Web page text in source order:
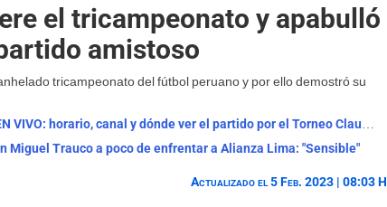
el tricampeonato y apabulló
amistoso
tricampeonato del fútbol peruano y por ello demostró su
Universitario vs Sporting Cristal EN VIVO: horario, canal y dónde ver el partido por el Torneo Clausura
Miguel Trauco a poco de enfrentar a Alianza Lima: "Sensible"
Actualizado el 5 Feb. 2023 | 08:03 H